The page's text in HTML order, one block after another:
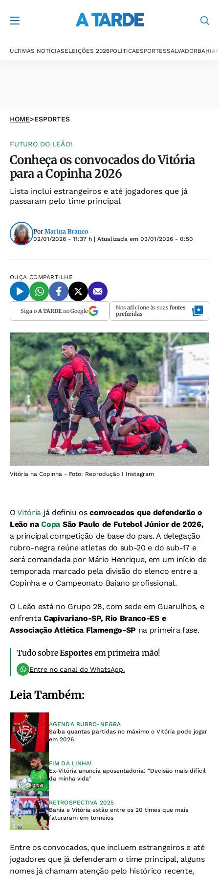
ÚLTIMAS NOTÍCIASELEIÇÕES 2026POLÍTICAESPORTESSALVADORBAHIA
HOME>ESPORTES
FUTURO DO LEÃO!
Conheça os convocados do Vitória
para a Copinha 2026
Lista inclui estrangeiros e até jogadores que já
passaram pelo time principal
Por Marina Branco
02/01/2026 - 11:37 h | Atualizada em 03/01/2026 - 0:50
OUÇA COMPARTILHE
Siga o A TARDEno Google Nos adicione às suas fontes
preferidas
Vitória na Copinha - Foto: Reprodução I Instagram
OVitória já definiu osconvocados que defenderão o
Leão naCopa São Paulo de Futebol Júnior de 2026,
a principal competição de base do país. A delegação
rubro-negra reúne atletas do sub-20 e do sub-17 e
será comandada por Mário Henrique, em um início de
temporada marcado pela divisão do elenco entre a
Copinha e o Campeonato Baiano profissional.
O Leão está no Grupo 28, com sede em Guarulhos, e
enfrentaCapivariano-SP, Rio Branco-ES e
Associação Atlética Flamengo-SP na primeira fase.
Tudo sobreEsportesem primeira mão!
Entre no canal do WhatsApp.
Leia Também:
AGENDA RUBRO-NEGRA
Saiba quantas partidas no máximo o Vitória pode jogar
em 2026
FIM DA LINHA!
Ex-Vitória anuncia aposentadoria: "Decisão mais difícil
da minha vida"
RETROSPECTIVA 2025
Bahia e Vitória estão entre os 20 times que mais
faturaram em torneios
Entre os convocados, que incluem estrangeiros e até
jogadores que já defenderam o time principal, alguns
nomes já chamam atenção pelo histórico recente,